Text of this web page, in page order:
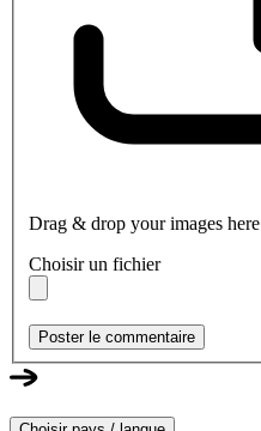
Drag & drop your images here
Choisir un fichier
Poster le commentaire